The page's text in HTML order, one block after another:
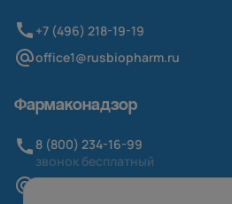
+7 (496) 218-19-19
office1@rusbiopharm.ru
Фармаконадзор
8 (800) 234-16-99
звонок бесплатный